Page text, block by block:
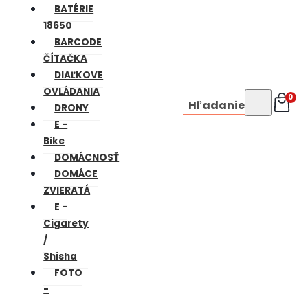
BATÉRIE
18650
BARCODE
ČÍTAČKA
DIAĽKOVE
OVLÁDANIA
DRONY
E -
Bike
DOMÁCNOSŤ
DOMÁCE
ZVIERATÁ
E -
Cigarety
/
Shisha
FOTO
-
Hľadanie 0